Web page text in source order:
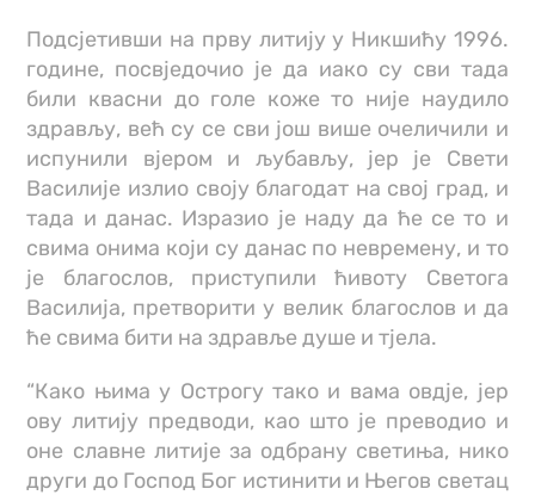
Подсјетивши на прву литију у Никшићу 1996.
године, посвједочио је да иако су сви тада
били квасни до голе коже то није наудило
здрављу, већ су се сви још више очеличили и
испунили вјером и љубављу, јер је Свети
Василије излио своју благодат на свој град, и
тада и данас. Изразио је наду да ће се то и
свима онима који су данас по невремену, и то
је благослов, приступили ћивоту Светога
Василија, претворити у велик благослов и да
ће свима бити на здравље душе и тјела.
“Како њима у Острогу тако и вама овдје, јер
ову литију предводи, као што је преводио и
оне славне литије за одбрану светиња, нико
други до Господ Бог истинити и Његов светац